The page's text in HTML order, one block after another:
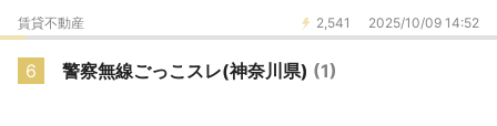
2,541 2025/10/09 14:52
賃貸不動産
6 警察無線ごっこスレ(神奈川県) (1)